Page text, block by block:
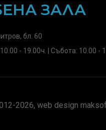
ЗАЛА
бл. 60
- 19.00ч. | Събота: 10.00 -
2026, web design